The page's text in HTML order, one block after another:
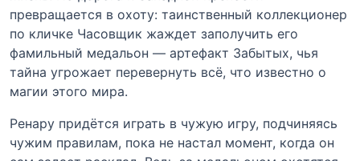
превращается в охоту: таинственный коллекционер
по кличке Часовщик жаждет заполучить его
фамильный медальон — артефакт Забытых, чья
тайна угрожает перевернуть всё, что известно о
магии этого мира.
Ренару придётся играть в чужую игру, подчиняясь
чужим правилам, пока не настал момент, когда он